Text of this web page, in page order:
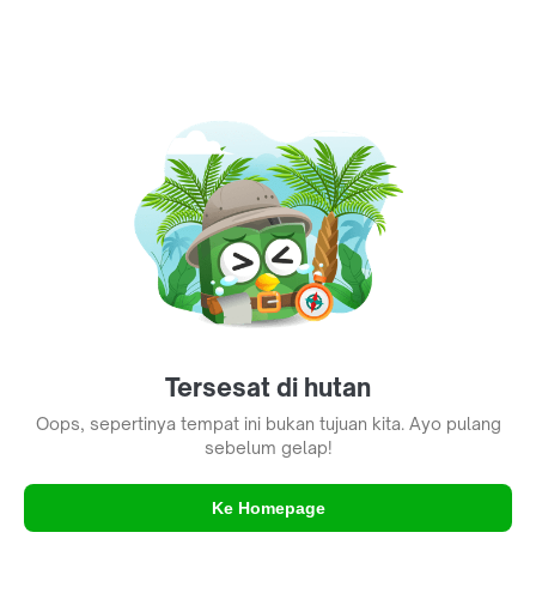
Tersesat di hutan
Oops, sepertinya tempat ini bukan tujuan kita. Ayo pulang
sebelum gelap!
Ke Homepage